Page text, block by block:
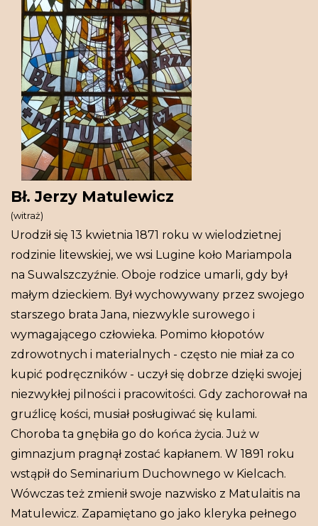
Bł. Jerzy Matulewicz
(witraż)
Urodził się 13 kwietnia 1871 roku w wielodzietnej
rodzinie litewskiej, we wsi Lugine koło Mariampola
na Suwalszczyźnie. Oboje rodzice umarli, gdy był
małym dzieckiem. Był wychowywany przez swojego
starszego brata Jana, niezwykle surowego i
wymagającego człowieka. Pomimo kłopotów
zdrowotnych i materialnych - często nie miał za co
kupić podręczników - uczył się dobrze dzięki swojej
niezwykłej pilności i pracowitości. Gdy zachorował na
gruźlicę kości, musiał posługiwać się kulami.
Choroba ta gnębiła go do końca życia. Już w
gimnazjum pragnął zostać kapłanem. W 1891 roku
wstąpił do Seminarium Duchownego w Kielcach.
Wówczas też zmienił swoje nazwisko z Matulaitis na
Matulewicz. Zapamiętano go jako kleryka pełnego